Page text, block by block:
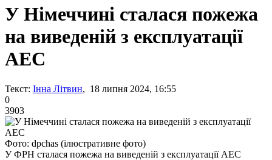
У Німеччині сталася пожежа
на виведеній з експлуатації
АЕС
Текст: Інна Літвин, 18 липня 2024, 16:55
0
3903
Фото: dpchas (ілюстративне фото)
У ФРН сталася пожежа на виведеній з експлуатації АЕС